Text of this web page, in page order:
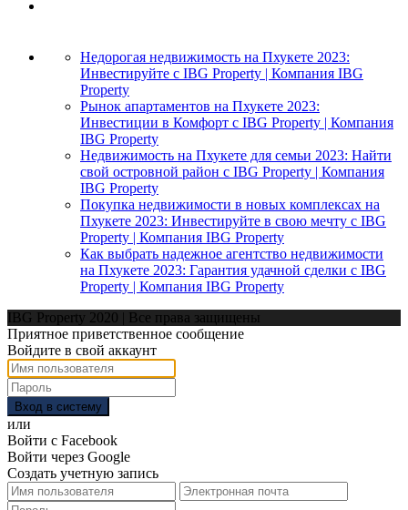
Недорогая недвижимость на Пхукете 2023:
Инвестируйте с IBG Property | Компания IBG
Property
Рынок апартаментов на Пхукете 2023:
Инвестиции в Комфорт с IBG Property | Компания
IBG Property
Недвижимость на Пхукете для семьи 2023: Найти
свой островной район с IBG Property | Компания
IBG Property
Покупка недвижимости в новых комплексах на
Пхукете 2023: Инвестируйте в свою мечту с IBG
Property | Компания IBG Property
Как выбрать надежное агентство недвижимости
на Пхукете 2023: Гарантия удачной сделки с IBG
Property | Компания IBG Property
IBG Property 2020 | Все права защищены
Приятное приветственное сообщение
Войдите в свой аккаунт
Вход в систему
или
Войти с Facebook
Войти через Google
Создать учетную запись